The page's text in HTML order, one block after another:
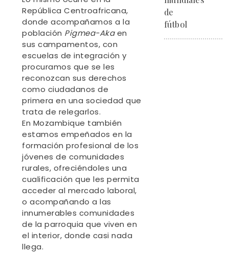
República Centroafricana,
donde acompañamos a la
población Pigmea-Akaen
sus campamentos, con
escuelas de integración y
procuramos que se les
reconozcan sus derechos
como ciudadanos de
primera en una sociedad que
trata de relegarlos.
En Mozambique también
estamos empeñados en la
formación profesional de los
jóvenes de comunidades
rurales, ofreciéndoles una
cualificación que les permita
acceder al mercado laboral,
o acompañando a las
innumerables comunidades
de la parroquia que viven en
el interior, donde casi nada
llega.
de
fútbol